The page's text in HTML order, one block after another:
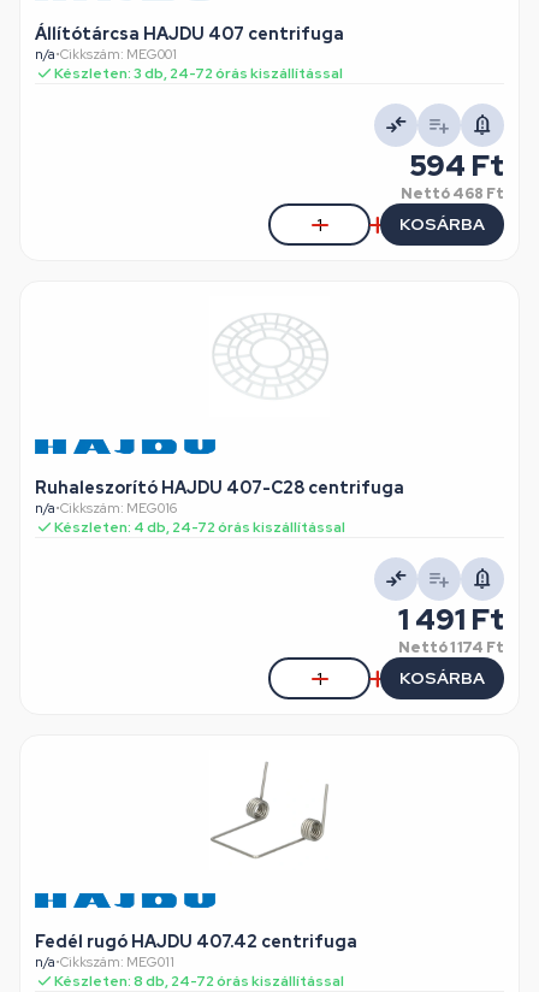
Állítótárcsa HAJDU 407 centrifuga
n/a•Cikkszám: MEG001
Készleten: 3 db, 24-72 órás kiszállítással
594 Ft
Nettó468 Ft
KOSÁRBA
Ruhaleszorító HAJDU 407-C28 centrifuga
n/a•Cikkszám: MEG016
Készleten: 4 db, 24-72 órás kiszállítással
1 491 Ft
Nettó1 174 Ft
KOSÁRBA
Fedél rugó HAJDU 407.42 centrifuga
n/a•Cikkszám: MEG011
Készleten: 8 db, 24-72 órás kiszállítással